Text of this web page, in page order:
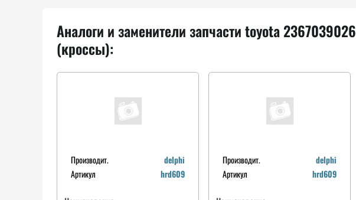
Аналоги и заменители запчасти toyota 2367039026
(кроссы):
Производит.
delphi
Артикул
hrd609
Производит.
delphi
Артикул
hrd609